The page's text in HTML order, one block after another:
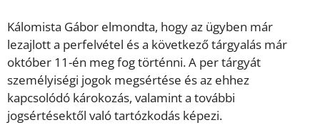
Kálomista Gábor elmondta, hogy az ügyben már
lezajlott a perfelvétel és a következő tárgyalás már
október 11-én meg fog történni. A per tárgyát
személyiségi jogok megsértése és az ehhez
kapcsolódó károkozás, valamint a további
jogsértésektől való tartózkodás képezi.